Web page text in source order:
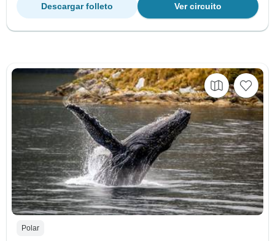
Ver circuito
Descargar folleto
Polar